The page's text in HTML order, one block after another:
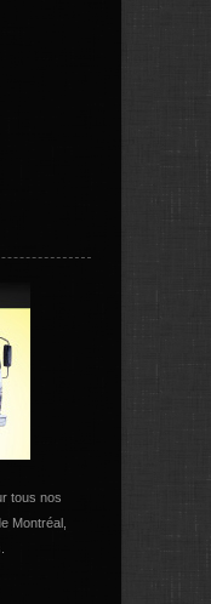
tous nos
Montréal,